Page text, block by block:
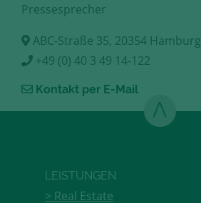
Pressesprecher
ABC-Straße 35, 20354 Hamburg
+49 (0) 40 3 49 14-122
Kontakt per E-Mail
LEISTUNGEN
Real Estate